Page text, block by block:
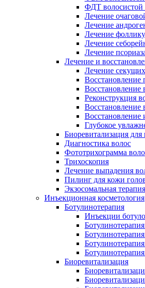
ФДТ волосистой
Лечение
Лечение
Лечение
Лечение
Лечение
Лечение и
Лечение
Восстановление
Восстановление
Реконструкция
Восстановление
Восстановление
Глубокое
Биоревитализация
Диагностика волос
Фототрихограмма
Трихоскопия
Лечение выпадения
Пилинг для кожи
Экзосомальная
Инъекционная косметология
Ботулинотерапия
Инъекции
Биоревитализация